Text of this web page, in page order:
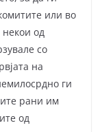
или во
некои од
со
на
ги
рани им
од